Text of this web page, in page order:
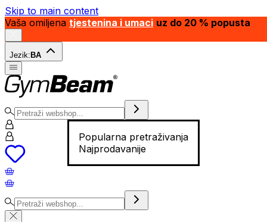
Skip to main content
Vaša omiljena tjestenina i umaci uz do 20 % popusta
Jezik: BA
Popularna pretraživanja
Najprodavanije